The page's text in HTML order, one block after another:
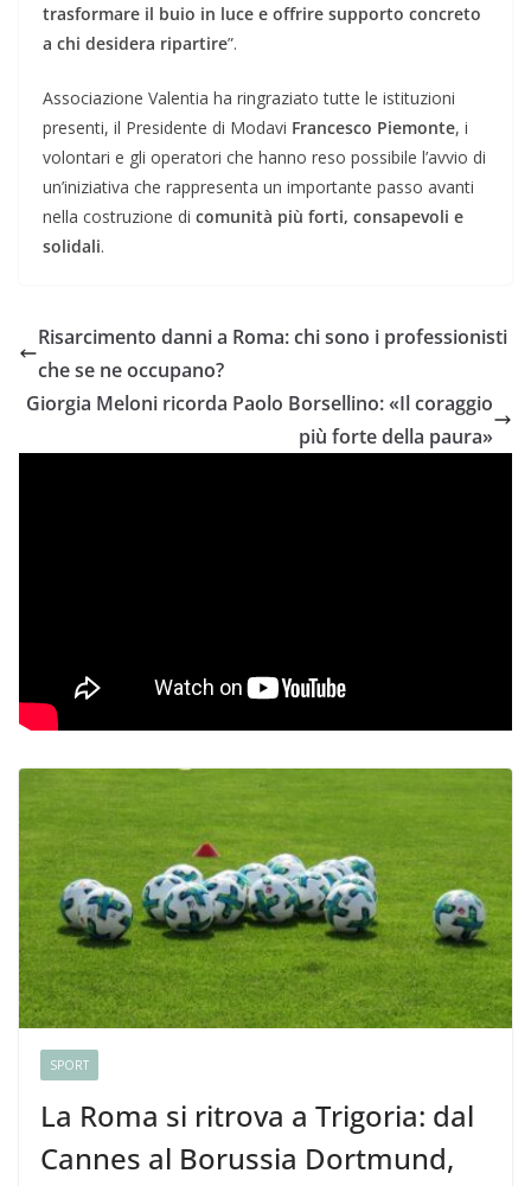
trasformare il buio in luce e offrire supporto concreto
a chi desidera ripartire”.
Associazione Valentia ha ringraziato tutte le istituzioni
presenti, il Presidente di Modavi Francesco Piemonte, i
volontari e gli operatori che hanno reso possibile l’avvio di
un’iniziativa che rappresenta un importante passo avanti
nella costruzione di comunità più forti, consapevoli e
solidali.
Risarcimento danni a Roma: chi sono i professionisti
che se ne occupano?
Giorgia Meloni ricorda Paolo Borsellino: «Il coraggio
più forte della paura»
SPORT
La Roma si ritrova a Trigoria: dal
Cannes al Borussia Dortmund,